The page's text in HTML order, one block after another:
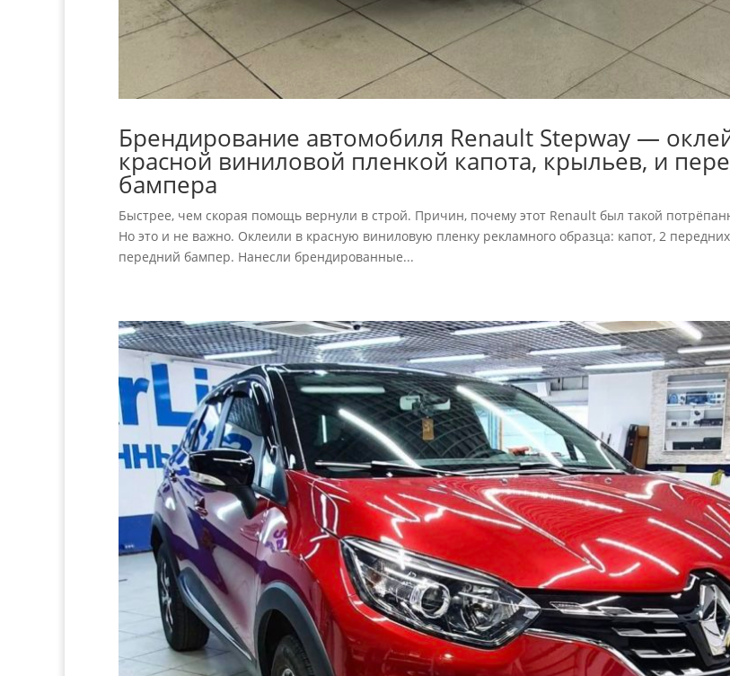
Брендирование автомобиля Renault Stepway —
красной виниловой пленкой капота, крыльев, и
бампера
Быстрее, чем скорая помощь вернули в строй. Причин, почему этот Renault был такой
Но это и не важно. Оклеили в красную виниловую пленку рекламного образца: капот, 2
передний бампер. Нанесли брендированные...